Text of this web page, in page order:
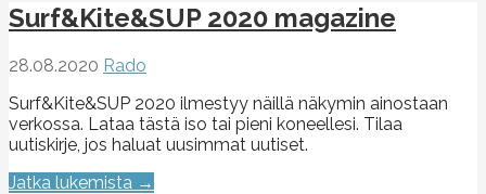
Surf&Kite&SUP 2020 magazine
28.08.2020 Rado
Surf&Kite&SUP 2020 ilmestyy näillä näkymin ainostaan
verkossa. Lataa tästä iso tai pieni koneellesi. Tilaa
uutiskirje, jos haluat uusimmat uutiset.
Jatka lukemista →